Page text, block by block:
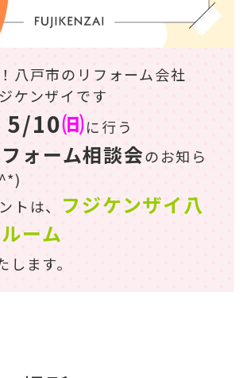
八戸市のリフォーム会社
ケンザイです
5/10㈰に行う
ォーム相談会のお知ら
^*)
トは、
フジケンザイ八
ーム
します。